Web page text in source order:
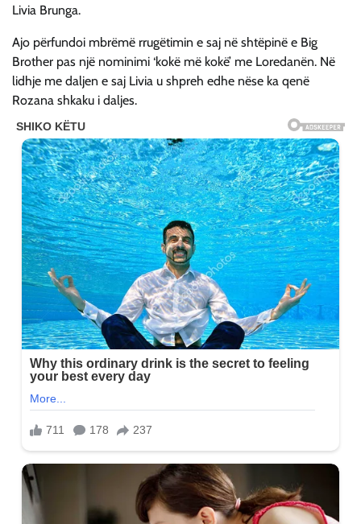
Livia Brunga.
Ajo përfundoi mbrëmë rrugëtimin e saj në shtëpinë e Big
Brother pas një nominimi ‘kokë më kokë’ me Loredanën. Në
lidhje me daljen e saj Livia u shpreh edhe nëse ka qenë
Rozana shkaku i daljes.